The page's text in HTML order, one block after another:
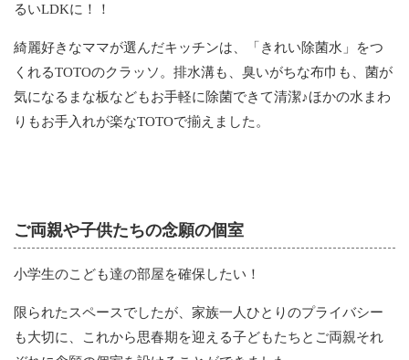
るいLDKに！！
綺麗好きなママが選んだキッチンは、「きれい除菌水」をつ
くれるTOTOのクラッソ。排水溝も、臭いがちな布巾も、菌が
気になるまな板などもお手軽に除菌できて清潔♪ほかの水まわ
りもお手入れが楽なTOTOで揃えました。
ご両親や子供たちの念願の個室
小学生のこども達の部屋を確保したい！
限られたスペースでしたが、家族一人ひとりのプライバシー
も大切に、これから思春期を迎える子どもたちとご両親それ